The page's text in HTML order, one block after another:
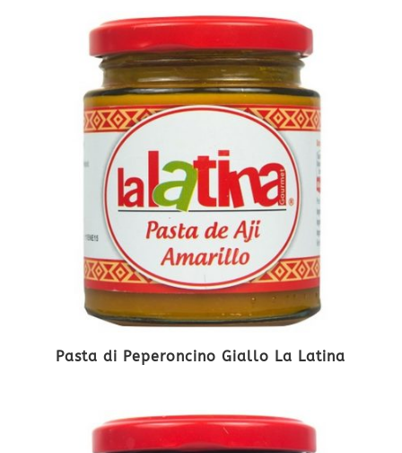
Pasta di Peperoncino Giallo La Latina